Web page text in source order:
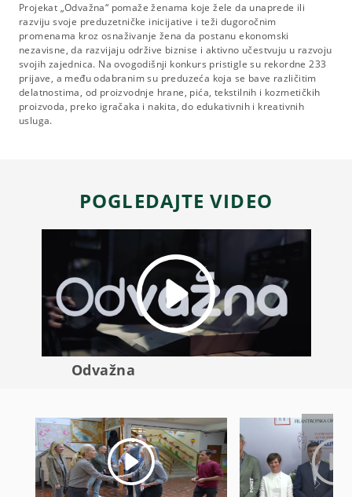
Projekat „Odvažna“ pomaže ženama koje žele da unaprede ili
razviju svoje preduzetničke inicijative i teži dugoročnim
promenama kroz osnaživanje žena da postanu ekonomski
nezavisne, da razvijaju održive biznise i aktivno učestvuju u razvoju
svojih zajednica. Na ovogodišnji konkurs pristigle su rekordne 233
prijave, a među odabranim su preduzeća koja se bave različitim
delatnostima, od proizvodnje hrane, pića, tekstilnih i kozmetičkih
proizvoda, preko igračaka i nakita, do edukativnih i kreativnih
usluga.
POGLEDAJTE VIDEO
Odvažna